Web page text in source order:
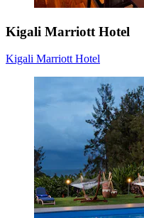
Kigali Marriott Hotel
Kigali Marriott Hotel